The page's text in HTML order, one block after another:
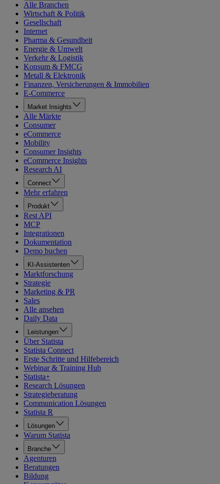
Alle Branchen
Wirtschaft & Politik
Gesellschaft
Internet
Pharma & Gesundheit
Energie & Umwelt
Verkehr & Logistik
Konsum & FMCG
Metall & Elektronik
Finanzen, Versicherungen & Immobilien
E-Commerce
Market Insights
Alle Märkte
Consumer
eCommerce
Mobility
Consumer Insights
eCommerce Insights
Research AI
Connect
Mehr erfahren
Produkt
Rest API
MCP
Integrationen
Dokumentation
Demo buchen
KI-Assistenten
Marktforschung
Strategie
Marketing & PR
Sales
Alle ansehen
Daily Data
Leistungen
Über Statista
Statista Connect
Erste Schritte und Hilfebereich
Webinar & Training Hub
Statista+
Research Lösungen
Strategieberatung
Communication Lösungen
Statista R
Lösungen
Warum Statista
Branche
Agenturen
Beratungen
Bildung